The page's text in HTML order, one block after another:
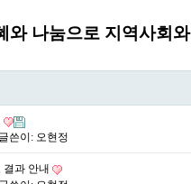
와 나눔으로 지역사회
글쓴이: 오현정
과 안내